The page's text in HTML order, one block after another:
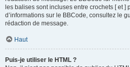
les balises sont incluses entre crochets [ et ]
d’informations sur le BBCode, consultez le
rédaction de message.
Haut
Puis-je utiliser le HTML ?